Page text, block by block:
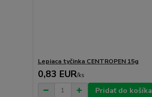
Lepiaca tyčinka CENTROPEN 15g
0,83 EUR/ks
Pridať do košíka